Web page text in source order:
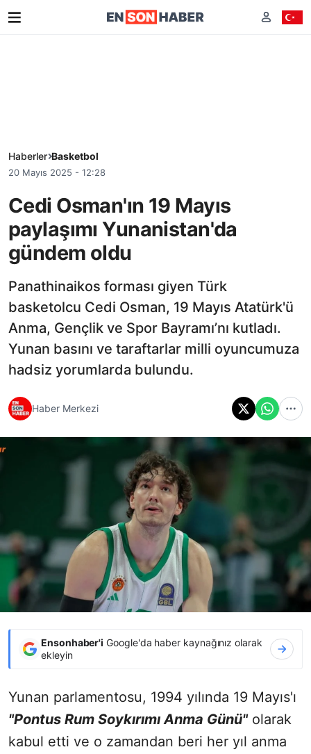
Haberler Basketbol
20 Mayıs 2025 - 12:28
Cedi Osman'ın 19 Mayıs
paylaşımı Yunanistan'da
gündem oldu
Panathinaikos forması giyen Türk
basketolcu Cedi Osman, 19 Mayıs Atatürk'ü
Anma, Gençlik ve Spor Bayramı’nı kutladı.
Yunan basını ve taraftarlar milli oyuncumuza
hadsiz yorumlarda bulundu.
Haber Merkezi
Ensonhaber'i Google'da haber kaynağınız olarak
ekleyin
Yunan parlamentosu, 1994 yılında 19 Mayıs'ı
"Pontus Rum Soykırımı Anma Günü"olarak
kabul etti ve o zamandan beri her yıl anma